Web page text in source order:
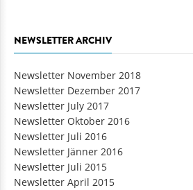
NEWSLETTER ARCHIV
Newsletter November 2018
Newsletter Dezember 2017
Newsletter July 2017
Newsletter Oktober 2016
Newsletter Juli 2016
Newsletter Jänner 2016
Newsletter Juli 2015
Newsletter April 2015